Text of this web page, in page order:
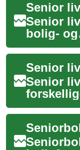
Senior
bolig- og
er
...
Senior